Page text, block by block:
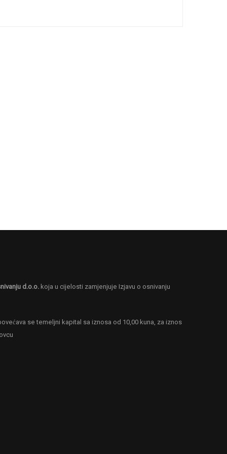
d.o.o.koja u cijelosti zamjenjuje Izjavu o osnivanju
se temeljni kapital sa iznosa od 10,00 kuna, za iznos